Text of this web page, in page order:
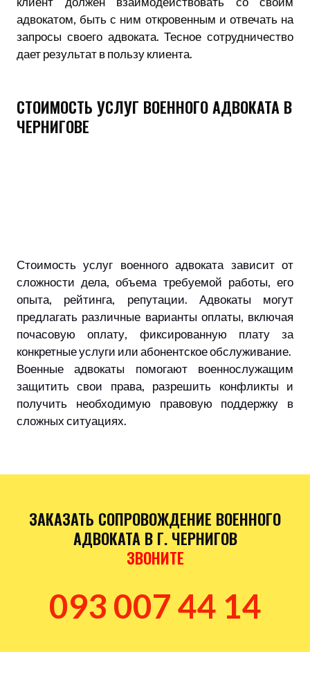
адвокатом, быть с ним откровенным и отвечать на
запросы своего адвоката. Тесное сотрудничество
дает результат в пользу клиента.
СТОИМОСТЬ УСЛУГ ВОЕННОГО АДВОКАТА В
ЧЕРНИГОВЕ
Стоимость услуг военного адвоката зависит от
сложности дела, объема требуемой работы, его
опыта, рейтинга, репутации. Адвокаты могут
предлагать различные варианты оплаты, включая
почасовую оплату, фиксированную плату за
конкретные услуги или абонентское обслуживание.
Военные адвокаты помогают военнослужащим
защитить свои права, разрешить конфликты и
получить необходимую правовую поддержку в
сложных ситуациях.
ЗАКАЗАТЬ СОПРОВОЖДЕНИЕ ВОЕННОГО
АДВОКАТА В Г. ЧЕРНИГОВ
ЗВОНИТЕ
093 007 44 14